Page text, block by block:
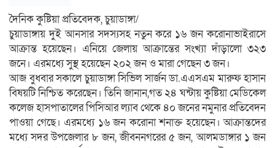
দৈনিক কুষ্টিয়া প্রতিবেদক, চুয়াডাঙ্গা/
চুয়াডাঙ্গায় দুই আনসার সদস্যসহ নতুন করে ১৬ জন করোনাভাইরাসে
আক্রান্ত হয়েছেন। এনিয়ে জেলায় আক্রান্তের সংখ্যা দাঁড়ালো ৩২৩
জনে। এরমধ্যে সুস্থ হয়েছেন ২০২ জন ও মারা গেছেন ৩ জন।
আজ বুধবার সকালে চুয়াডাঙ্গা সিভিল সার্জন ডা.এএসএম মারুফ হাসান
বিষয়টি নিশ্চিত করেছেন। তিনি জানান,গত ২৪ ঘন্টায় কুষ্টিয়া মেডিকেল
কলেজ হাসপাতালের পিসিআর ল্যাব থেকে ৪০ জনের নমুনার প্রতিবেদন
পাওয়া গেছে। এরমধ্যে ১৬ জন করোনা শনাক্ত হয়েছেন। আক্রান্তদের
মধ্যে সদর উপজেলার ৮ জন, জীবননগরের ৫ জন, আলমডাঙ্গার ১ জন